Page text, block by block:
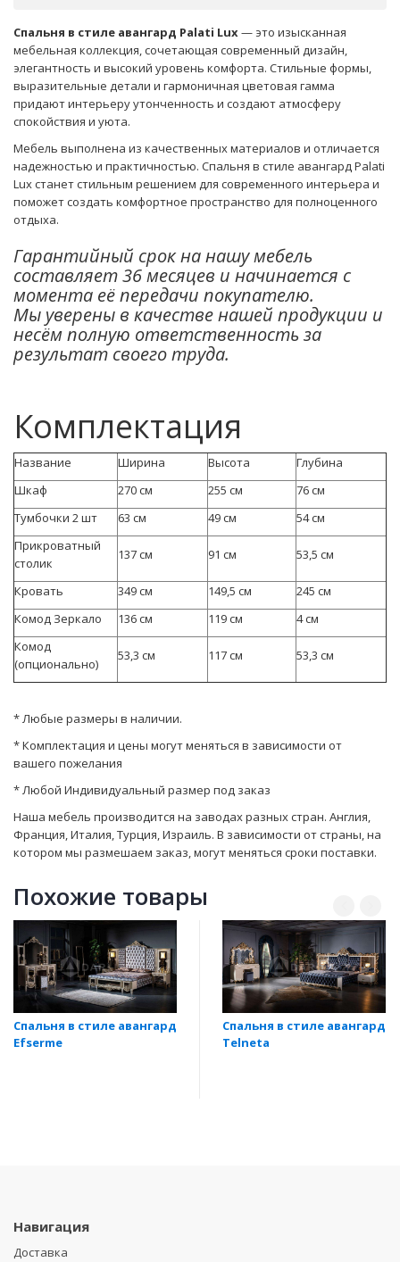
Спальня в стиле авангард Palati Lux— это изысканная
мебельная коллекция, сочетающая современный дизайн,
элегантность и высокий уровень комфорта. Стильные формы,
выразительные детали и гармоничная цветовая гамма
придают интерьеру утонченность и создают атмосферу
спокойствия и уюта.
Мебель выполнена из качественных материалов и отличается
надежностью и практичностью. Спальня в стиле авангард Palati
Lux станет стильным решением для современного интерьера и
поможет создать комфортное пространство для полноценного
отдыха.
Гарантийный срок на нашу мебель
составляет 36 месяцев и начинается с
момента её передачи покупателю.
Мы уверены в качестве нашей продукции и
несём полную ответственность за
результат своего труда.
Комплектация
Название Ширина Высота
Глубина
Шкаф
270 см 255 см
76 см
Тумбочки 2 шт
63 см 49 см
54 см
Прикроватный
столик
137 см 91 см 53,5 см
Кровать 349 см 149,5 см
245 см
Комод Зеркало
136 см 119 см
4 см
Комод
(опционально)
53,3 см 117 см 53,3 см
* Любые размеры в наличии.
* Комплектация и цены могут меняться в зависимости от
вашего пожелания
* Любой Индивидуальный размер под заказ
Наша мебель производится на заводах разных стран. Англия,
Франция, Италия, Турция, Израиль. В зависимости от страны, на
котором мы размешаем заказ, могут мeняться сроки поставки.
Похожие товары
Спальня в стиле авангард
Efserme
Спальня в стиле авангард
Telneta
Навигация
Доставка